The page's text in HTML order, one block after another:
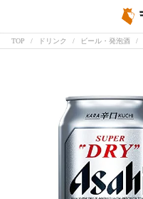
TOP ドリンク ビール・発泡酒